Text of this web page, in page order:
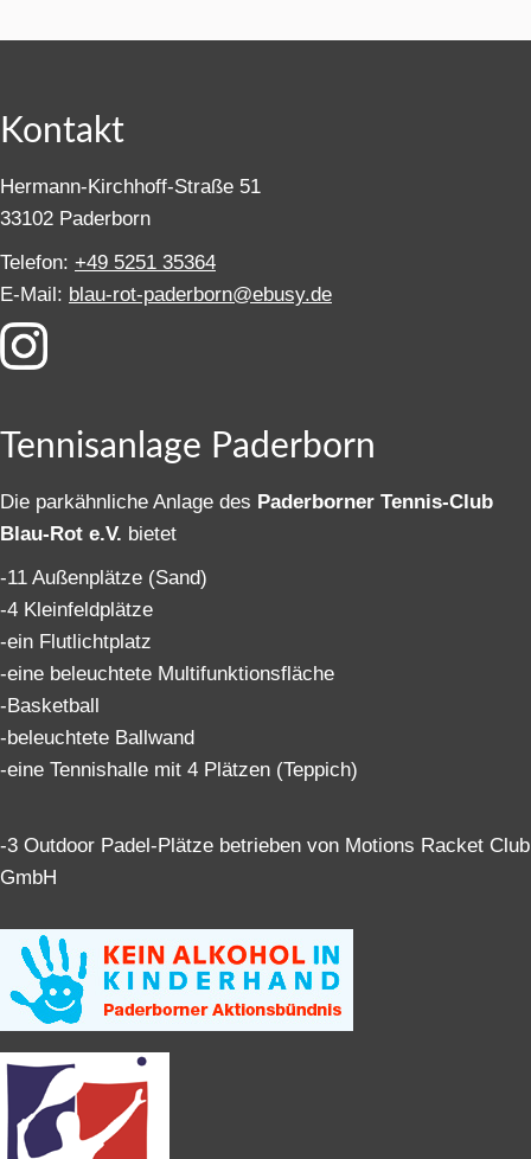
Kontakt
Hermann-Kirchhoff-Straße 51
33102 Paderborn
Telefon: +49 5251 35364
E-Mail: blau-rot-paderborn@ebusy.de
Tennisanlage Paderborn
Die parkähnliche Anlage des Paderborner Tennis-Club
Blau-Rot e.V. bietet
-11 Außenplätze (Sand)
-4 Kleinfeldplätze
-ein Flutlichtplatz
-eine beleuchtete Multifunktionsfläche
-Basketball
-beleuchtete Ballwand
-eine Tennishalle mit 4 Plätzen (Teppich)
-3 Outdoor Padel-Plätze betrieben von Motions Racket Club
GmbH